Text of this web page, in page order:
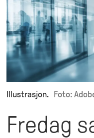
Illustrasjon. Foto:
Fredag